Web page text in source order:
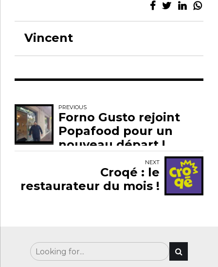
Vincent
PREVIOUS
Forno Gusto rejoint
Popafood pour un
nouveau départ !
NEXT
Croqé : le
restaurateur du mois !